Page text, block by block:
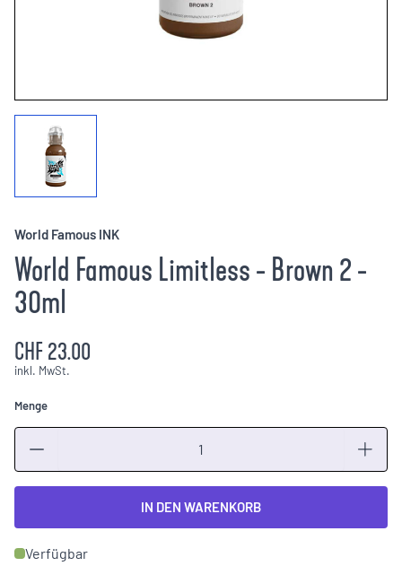
World Famous INK
World Famous Limitless - Brown 2 -
30ml
CHF 23.00
inkl. MwSt.
Menge
IN DEN WARENKORB
Verfügbar